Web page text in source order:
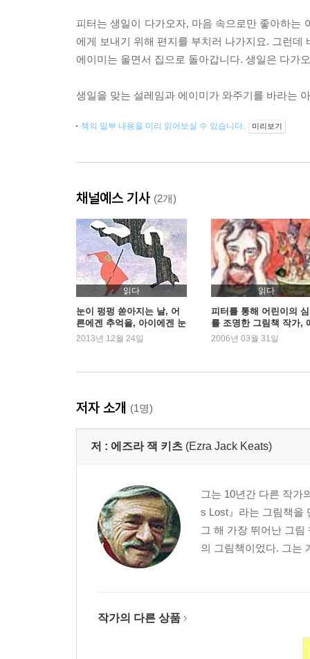
피터는 생일이 다가오자, 마음 속으로만 좋아하는
에게 보내기 위해 편지를 부치러 나가지요. 그런
에이미는 울면서 집으로 돌아갑니다. 생일은 다가
생일을 맞는 설레임과 에이미가 와주기를 바라는
책의 일부 내용을 미리 읽어보실 수 있습니다. 미리보기
채널예스 기사 (2개)
읽다
눈이 펑펑 쏟아지는 날, 어
른에겐 추억을, 아이에겐 눈
천사를
2013년 12월 24일
읽다
피터를 통해 어린이의
를 조명한 그림책 작가,
즈라 잭 키츠
2006년 03월 31일
저자 소개 (1명)
저 : 에즈라 잭 키츠 (Ezra Jack Keats)
그는 10년간 다른 작가
s Lost』라는 그림책을
그 해 가장 뛰어난 그
의 그림책이었다. 그는
작가의 다른 상품